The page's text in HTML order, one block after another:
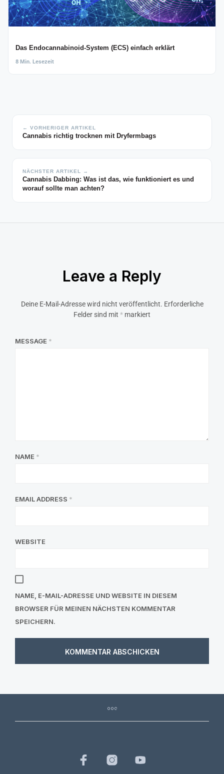
Das Endocannabinoid-System (ECS) einfach erklärt
8 Min. Lesezeit
← VORHERIGER ARTIKEL
Cannabis richtig trocknen mit Dryfermbags
NÄCHSTER ARTIKEL →
Cannabis Dabbing: Was ist das, wie funktioniert es und
worauf sollte man achten?
Leave a Reply
Deine E-Mail-Adresse wird nicht veröffentlicht. Erforderliche
Felder sind mit * markiert
MESSAGE *
NAME *
EMAIL ADDRESS *
WEBSITE
NAME, E-MAIL-ADRESSE UND WEBSITE IN DIESEM
BROWSER FÜR MEINEN NÄCHSTEN KOMMENTAR
SPEICHERN.